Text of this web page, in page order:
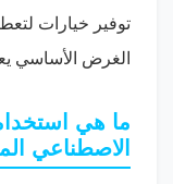
توفير خيارات
الغرض الأساسي
ما هي
الاصطناعي